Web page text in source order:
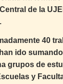
de la
40
ido
grupos de
y